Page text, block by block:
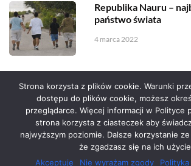
Republika Nauru –
państwo świata
4 marca 2022
Serwis zaprojektował Grzegorz
Strona korzysta z plików cookie. Warunki
dostępu do plików cookie, możesz
przeglądarce. Więcej informacji w Polityce
strona korzysta z ciasteczek aby
najwyższym poziomie. Dalsze korzystanie
że zgadzasz się na ich
Akceptuję
Nie wyrażam zgody